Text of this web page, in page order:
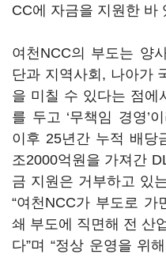
CC에 자금을 지원한 바
여천NCC의 부도는 양
단과 지역사회, 나아가
을 미칠 수 있다는 점에
를 두고 ‘무책임 경영’
이후 25년간 누적 배당
조2000억원을 가져간
금 지원은 거부하고 있
“여천NCC가 부도로
쇄 부도에 직면해 전 산
다”며 “정상 운영을 위